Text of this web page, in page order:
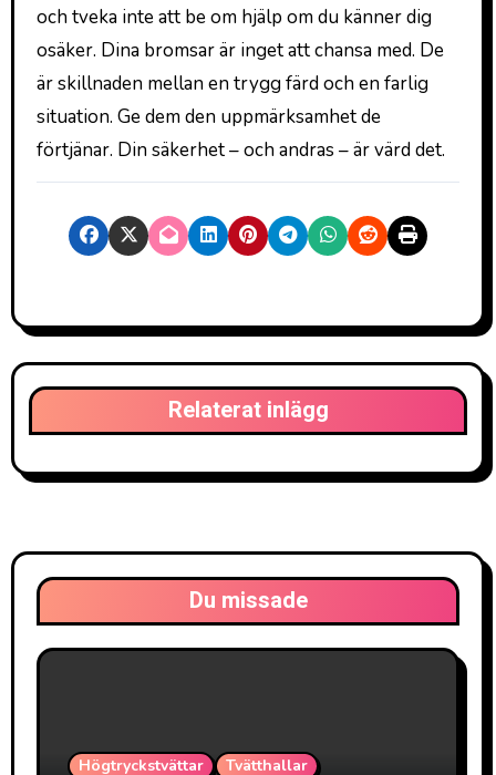
och tveka inte att be om hjälp om du känner dig
osäker. Dina bromsar är inget att chansa med. De
är skillnaden mellan en trygg färd och en farlig
situation. Ge dem den uppmärksamhet de
förtjänar. Din säkerhet – och andras – är värd det.
Relaterat inlägg
Du missade
Högtryckstvättar Tvätthallar